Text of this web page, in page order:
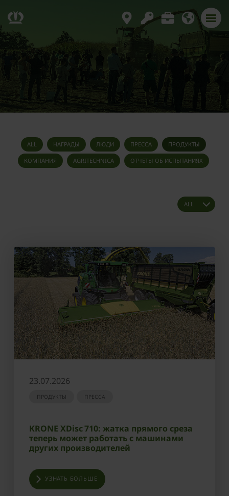
ALL НАГРАДЫ ЛЮДИ ПРЕССА ПРОДУКТЫ
КОМПАНИЯ AGRITECHNICA ОТЧЕТЫ ОБ ИСПЫТАНИЯХ
23.07.2026
ПРОДУКТЫ ПРЕССА
KRONE XDisc 710: жатка прямого среза
теперь может работать с машинами
других производителей
УЗНАТЬ БОЛЬШЕ